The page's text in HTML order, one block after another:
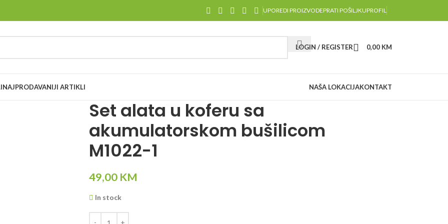
UPOREDI PROIZVODEPRATI POŠILJKUPROFIL
LOGIN / REGISTER 0,00 KM
NAJPRODAVANIJI ARTIKLI NAŠA LOKACIJAKONTAKT
Set alata u koferu sa
akumulatorskom bušilicom
M1022-1
49,00 KM
In stock